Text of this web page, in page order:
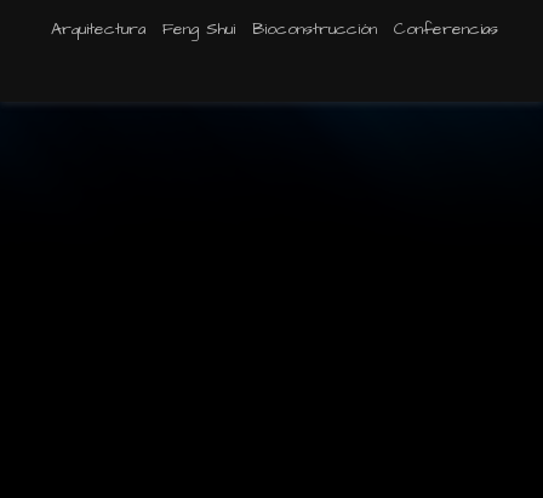
Arquitectura
Feng Shui Bioconstrucción Conferencias